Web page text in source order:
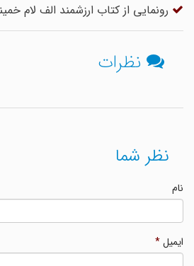
رونمایی از کتاب ارزشمند الف لام خمینی
نظرات
نظر شما
ایمیل*